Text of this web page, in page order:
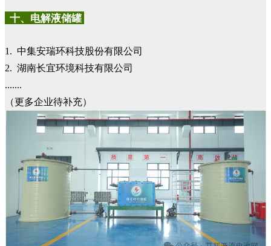
十、电解液储罐
1. 中集安瑞环科技股份有限公司
2. 湖南长宜环境科技有限公司
.......
（更多企业待补充）